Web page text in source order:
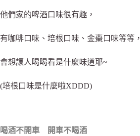
他們家的啤酒口味很有趣，
有咖啡口味、培根口味、金棗口味等等，
會想讓人喝喝看是什麼味道耶~
(培根口味是什麼啦XDDD)
喝酒不開車 開車不喝酒